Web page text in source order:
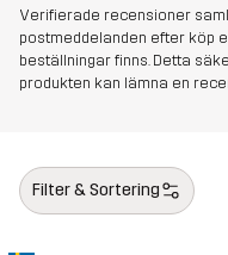
Verifierade recensioner
postmeddelanden efter köp
beställningar finns. Detta
produkten kan lämna en
Filter & Sortering